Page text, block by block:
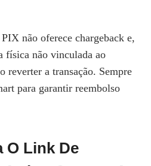
não oferece chargeback e,
física não vinculada ao
reverter a transação. Sempre
para garantir reembolso
O Link De